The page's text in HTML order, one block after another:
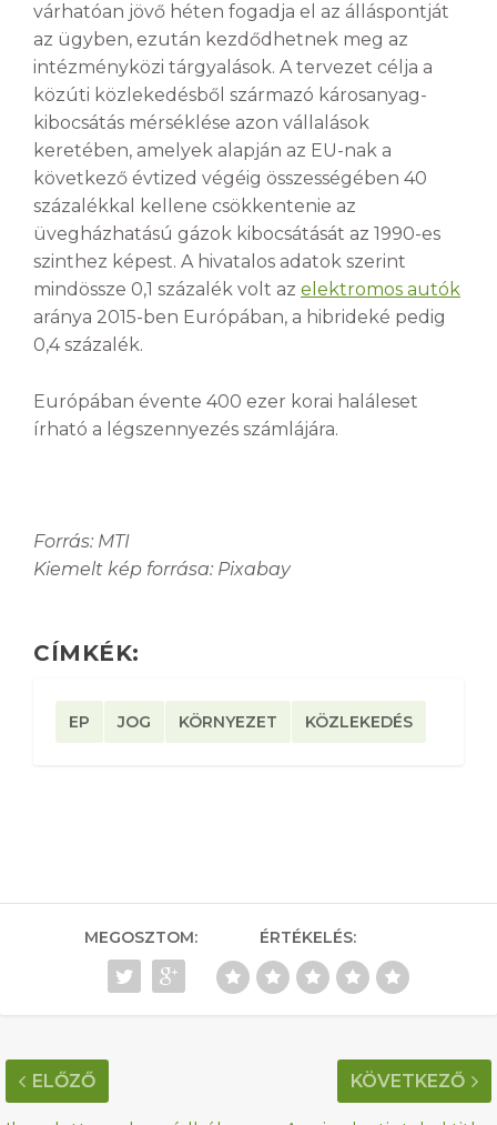
várhatóan jövő héten fogadja el az álláspontját
az ügyben, ezután kezdődhetnek meg az
intézményközi tárgyalások. A tervezet célja a
közúti közlekedésből származó károsanyag-
kibocsátás mérséklése azon vállalások
keretében, amelyek alapján az EU-nak a
következő évtized végéig összességében 40
százalékkal kellene csökkentenie az
üvegházhatású gázok kibocsátását az 1990-es
szinthez képest. A hivatalos adatok szerint
mindössze 0,1 százalék volt az elektromos autók
aránya 2015-ben Európában, a hibrideké pedig
0,4 százalék.
Európában évente 400 ezer korai haláleset
írható a légszennyezés számlájára.
Forrás: MTI
Kiemelt kép forrása: Pixabay
CÍMKÉK:
EP JOG KÖRNYEZET KÖZLEKEDÉS
MEGOSZTOM: ÉRTÉKELÉS:
ELŐZŐ KÖVETKEZŐ